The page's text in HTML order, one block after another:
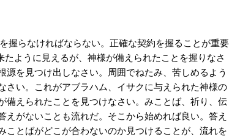
握らなければならない。正確な契約を握ることが重要
ように見えるが、神様が備えられたことを握りなさ
を見つけ出しなさい。周囲でねたみ、苦しめるよう
さい。これがアブラハム、イサクに与えられた神様の
えられたことを見つけなさい。みことば、祈り、伝
がないことも流れだ。そこから始めれば良い。答え
とばがどこが合わないのか見つけることが、流れを